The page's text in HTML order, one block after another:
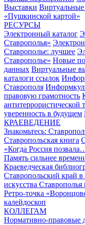
Выставки
«Пушкинской картой»
РЕСУРСЫ
Электронный каталог
Ставрополья»
Ставрополье: лучшее
Ставрополье» Новые
данных Виртуальные
каталоги ссылок
Ставрополя
правовую грамотность
антитеррористической
уверенность в будущем
КРАЕВЕДЕНИЕ
Знакомьтесь:
Ставропольская книга
«Когда Россия
Память сильнее
Краеведческая
Ставропольский край в
искусства
Ретро-точка
калейдоскоп
КОЛЛЕГАМ
Нормативно-правовые